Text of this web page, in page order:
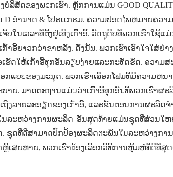
ສັດຂອງພວກເຮົາ. ຫຼັກການແມ່ນ GOOD
D ອໍານາດ & ໂປຣເເກຣມ. ຄວາມປອດໄພຫມາຍຄວາ
ໃນເວລາທີ່ຕັ້ງຢູ່ເທິງເກົ້າອີ້. ວັດຖຸດິບທີ່ພວກເຮົາໃຊ້
າອີ້ຍາວກວ່າຂາຫລັງ. ດັ່ງນັ້ນ, ພວກເຮົາເອົາໃຈໃສ່ຢ່
ຮັດໃຫ້ເກົ້າອີ້ທຸກອັນລຽບງ່າຍແລະກະທັດຮັດ. ຄວາມ
ແບບຂອງມະນຸດ. ພວກເຮົາເລືອກໂຟມທີ່ມີຄວາມຫນາ
າຍ. ມາດຕະຖານແມ່ນວ່າເກົ້າອີ້ທຸກອັນທີ່ພວກເຮົາຜ
ງລາຍລະອຽດຂອງເກົ້າອີ້, ແລະຂັ້ນຕອນການຜະລິດ
ລະຫວ່າງການຜະລິດ. ອັນສຸດທ້າຍແມ່ນຊຸດທີ່ສ່ວນໃຫ
ດທີ່ດີສາມາດປົກປ້ອງຜະລິດຕະພັນໃນລະຫວ່າງກາ
ເສຍຫາຍ, ພວກເຮົາຕ້ອງເລືອກວິທີການຫຸ້ມຫໍ່ທີ່ດີທີ່ສຸ